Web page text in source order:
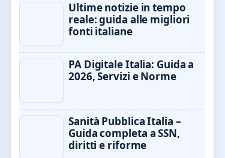
Ultime notizie in tempo
reale: guida alle migliori
fonti italiane
PA Digitale Italia: Guida a
2026, Servizi e Norme
Sanità Pubblica Italia –
Guida completa a SSN,
diritti e riforme